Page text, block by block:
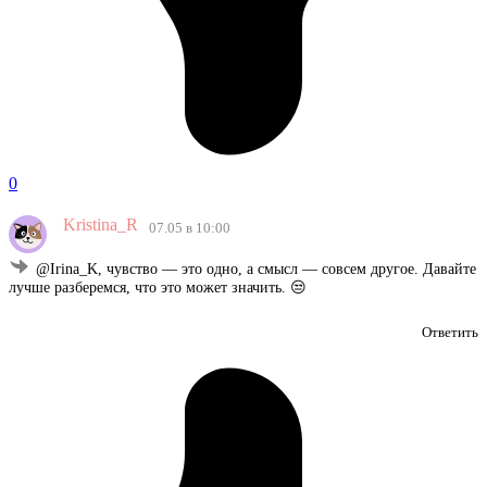
0
Kristina_R 07.05 в 10:00
@Irina_K, чувство — это одно, а смысл — совсем другое. Давайте
лучше разберемся, что это может значить. 😒
Ответить